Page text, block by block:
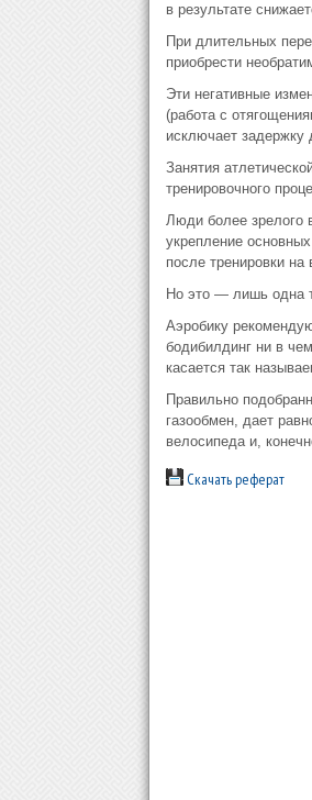
в результате
При длительных
приобрести
Эти негативные
(работа с
исключает задержку
Занятия
тренировочного
Люди более зрелого
укрепление
после тренировки
Но это — лишь одна
Аэробику
бодибилдинг ни в
касается так
Правильно
газообмен, дает
велосипеда и,
Скачать реферат